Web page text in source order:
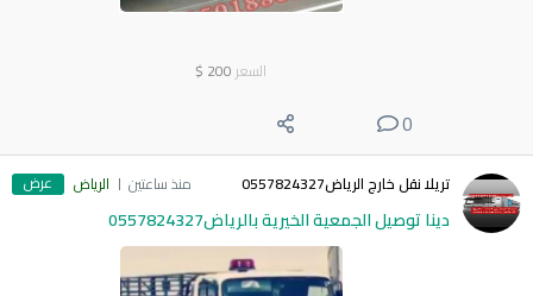
السعر 200
$
0
تريلا نقل خارج الرياض0557824327 منذ ساعتين الرياض عرض
دينا توصيل الجمعية الخيرية بالرياض0557824327